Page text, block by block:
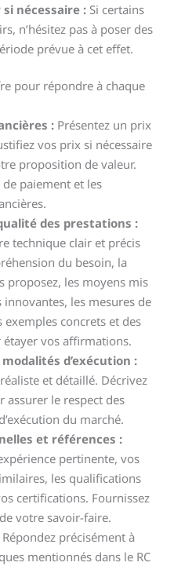
nécessaire : Si certains
n’hésitez pas à poser des
prévue à cet effet.
pour répondre à chaque
: Présentez un prix
vos prix si nécessaire
proposition de valeur.
paiement et les
des prestations :
technique clair et précis
du besoin, la
proposez, les moyens mis
les mesures de
exemples concrets et des
vos affirmations.
d’exécution :
et détaillé. Décrivez
le respect des
du marché.
et références :
pertinente, vos
les qualifications
certifications. Fournissez
votre savoir-faire.
Répondez précisément à
mentionnés dans le RC